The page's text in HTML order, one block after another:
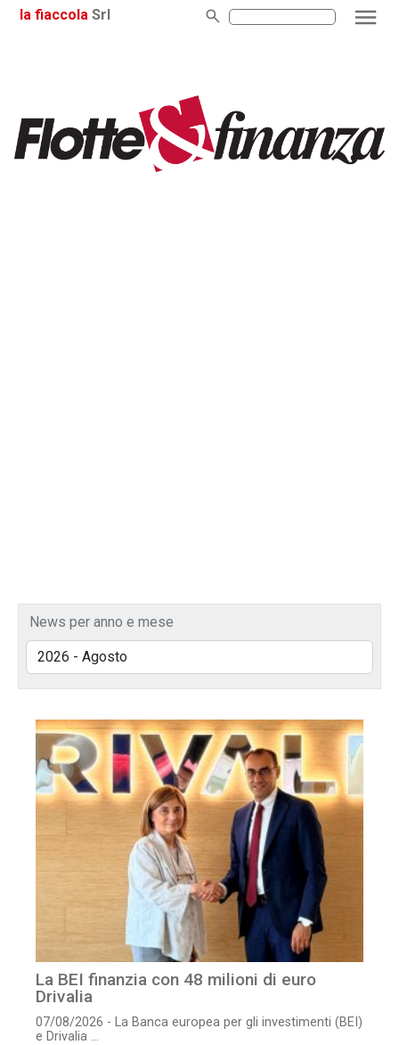
la fiaccola Srl
News per anno e mese
La BEI finanzia con 48 milioni di euro
Drivalia
07/08/2026 - La Banca europea per gli investimenti (BEI)
e Drivalia ...